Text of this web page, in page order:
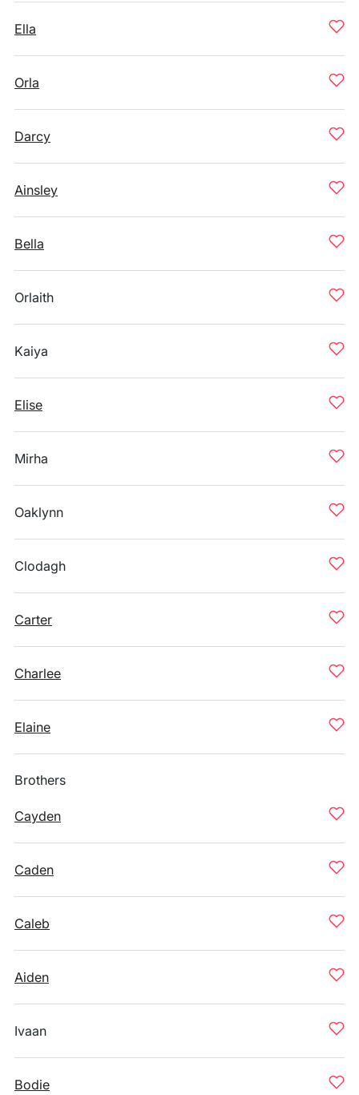
Ella
Orla
Darcy
Ainsley
Bella
Orlaith
Kaiya
Elise
Mirha
Oaklynn
Clodagh
Carter
Charlee
Elaine
Brothers
Cayden
Caden
Caleb
Aiden
Ivaan
Bodie